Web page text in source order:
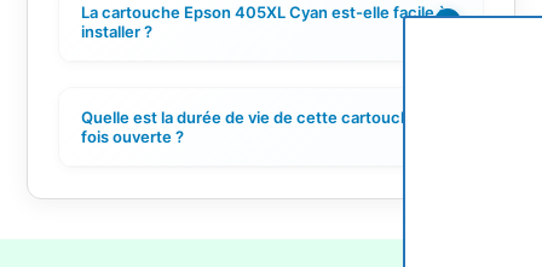
La cartouche Epson 405XL Cyan est-elle facile à
installer ?
+
Quelle est la durée de vie de cette cartouche une
fois ouverte ?